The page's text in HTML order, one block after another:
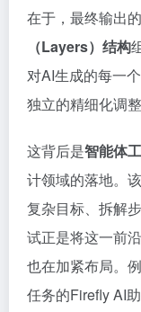
在于，最终输出
（Layers）结构
对AI生成的每一
独立的精细化调
这背后是智能体
计领域的落地。
复杂目标、拆解
试正是将这一前
也在加紧布局。
任务的Firefly AI